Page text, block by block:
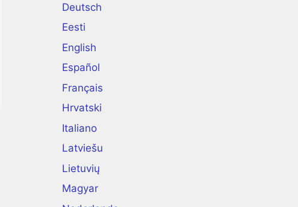
Deutsch
Eesti
English
Español
Français
Hrvatski
Italiano
Latviešu
Lietuvių
Magyar